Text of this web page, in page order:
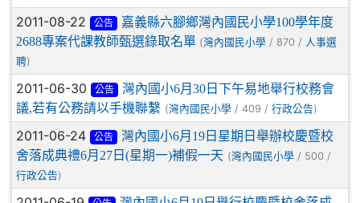
2011-08-22 公告
嘉義縣六腳鄉灣內國民小學100學年度
2688專案代課教師甄選錄取名單 (灣內國民小學 / 870 / 人事選
聘)
2011-06-30 公告
灣內國小6月30日下午易地舉行校務會
議,若有公務請以手機聯繫 (灣內國民小學 / 409 / 行政公告)
2011-06-24 公告
灣內國小6月19日星期日舉辦校慶暨校
舍落成典禮6月27日(星期一)補假一天 (灣內國民小學 / 500 /
行政公告)